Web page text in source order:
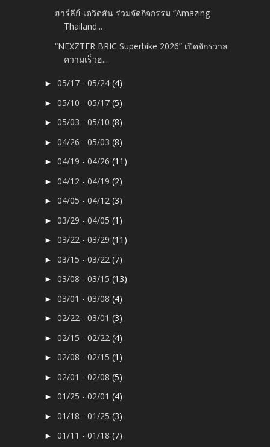
ฮาร์ลีย์-เดวิดสัน ร่วมจัดกิจกรรม “Amazing
Thailand...
“NEXZTER BRIC Superbike 2026” เปิดจักรวาล
ความเร็วฮ...
►05/17 - 05/24(4)
►05/10 - 05/17(5)
►05/03 - 05/10(8)
►04/26 - 05/03(8)
►04/19 - 04/26(11)
►04/12 - 04/19(2)
►04/05 - 04/12(3)
►03/29 - 04/05(1)
►03/22 - 03/29(11)
►03/15 - 03/22(7)
►03/08 - 03/15(13)
►03/01 - 03/08(4)
►02/22 - 03/01(3)
►02/15 - 02/22(4)
►02/08 - 02/15(1)
►02/01 - 02/08(5)
►01/25 - 02/01(4)
►01/18 - 01/25(3)
►01/11 - 01/18(7)